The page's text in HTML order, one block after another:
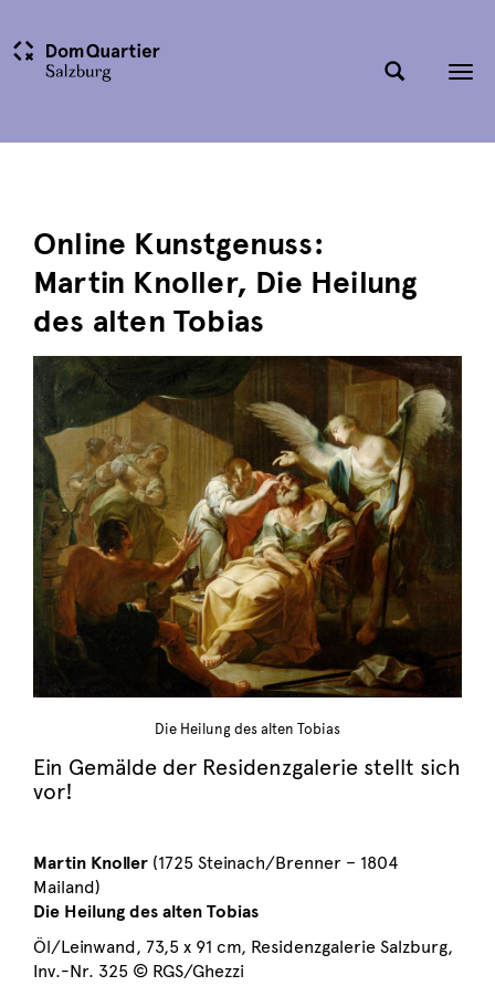
Online Kunstgenuss:
Martin Knoller, Die Heilung
des alten Tobias
Die Heilung des alten Tobias
Ein Gemälde der Residenzgalerie stellt sich
vor!
Martin Knoller (1725 Steinach/Brenner – 1804
Mailand)
Die Heilung des alten Tobias
Öl/Leinwand, 73,5 x 91 cm, Residenzgalerie Salzburg,
Inv.-Nr. 325 © RGS/Ghezzi